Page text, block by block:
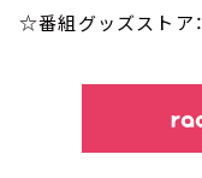
☆番組グッズストア：